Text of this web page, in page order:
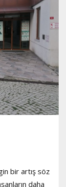
bir artış söz
daha